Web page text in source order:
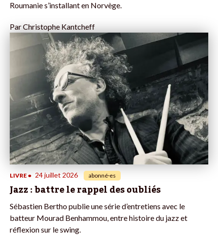
Roumanie s’installant en Norvège.
ParChristophe Kantcheff
LIVRE • 24 juillet 2026 abonné·es
Jazz : battre le rappel des oubliés
Sébastien Bertho publie une série d’entretiens avec le
batteur Mourad Benhammou, entre histoire du jazz et
réflexion sur le swing.